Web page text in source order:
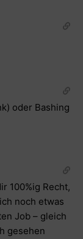
oder Bashing
100%ig Recht,
noch etwas
Job – gleich
gesehen